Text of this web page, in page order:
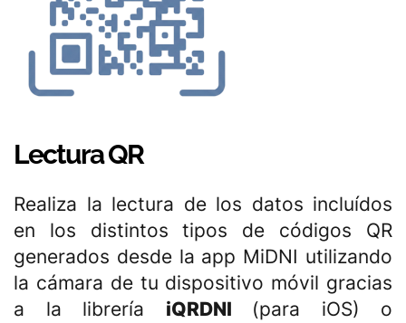
Lectura QR
Realiza la lectura de los datos incluídos
en los distintos tipos de códigos QR
generados desde la app MiDNI utilizando
la cámara de tu dispositivo móvil gracias
a la librería iQRDNI (para iOS) o